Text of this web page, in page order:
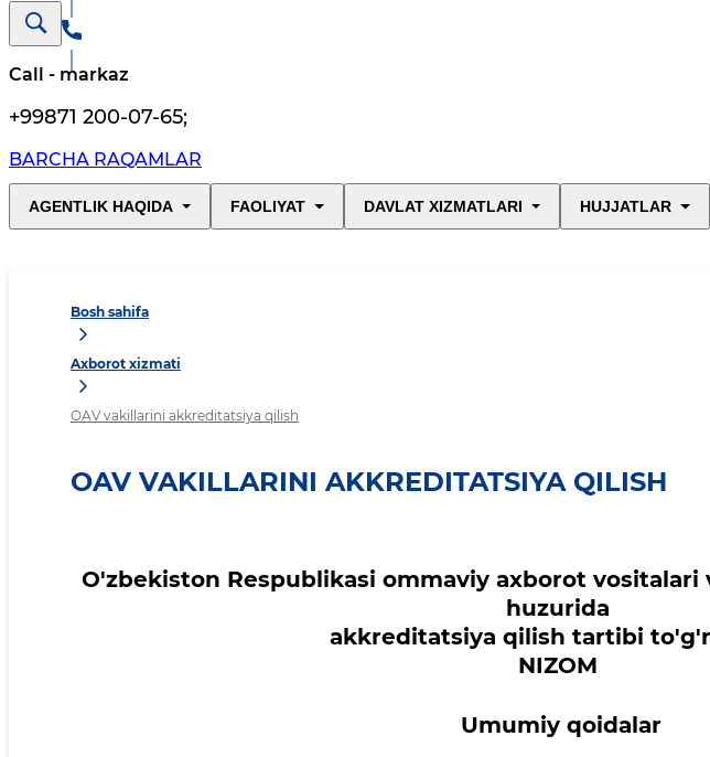
Call - markaz
+99871 200-07-65;
BARCHA RAQAMLAR
AGENTLIK HAQIDA FAOLIYAT DAVLAT XIZMATLARI HUJJATLAR
Bosh sahifa
Axborot xizmati
OAV vakillarini akkreditatsiya qilish
OAV VAKILLARINI AKKREDITATSIYA QILISH
O'zbekiston Respublikasi ommaviy axborot
huzurida
akkreditatsiya qilish tartibi
NIZOM
Umumiy qoidalar